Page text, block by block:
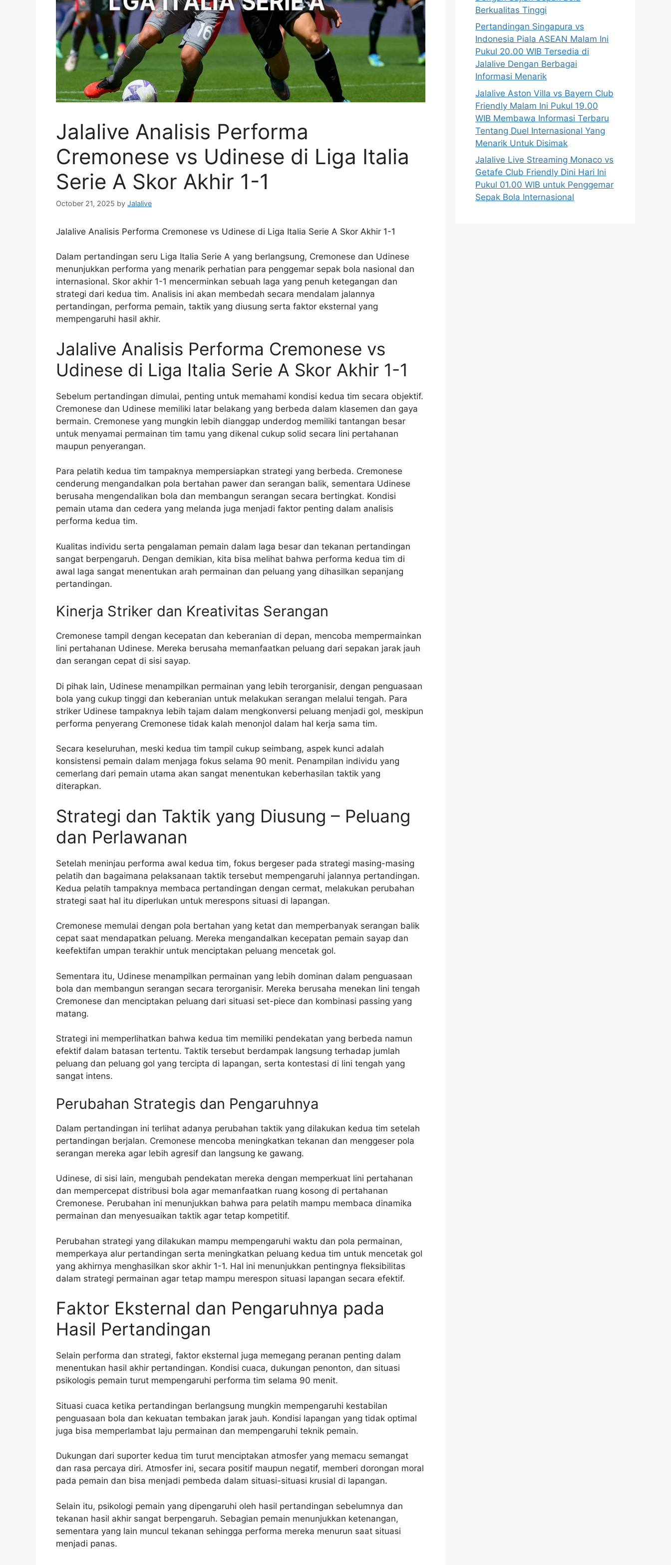
Jalalive Analisis Performa
Cremonese vs Udinese di Liga Italia
Serie A Skor Akhir 1-1
October 21, 2025 by Jalalive
Jalalive Analisis Performa Cremonese vs Udinese di Liga Italia Serie A Skor Akhir 1-1
Dalam pertandingan seru Liga Italia Serie A yang berlangsung, Cremonese dan Udinese
menunjukkan performa yang menarik perhatian para penggemar sepak bola nasional dan
internasional. Skor akhir 1-1 mencerminkan sebuah laga yang penuh ketegangan dan
strategi dari kedua tim. Analisis ini akan membedah secara mendalam jalannya
pertandingan, performa pemain, taktik yang diusung serta faktor eksternal yang
mempengaruhi hasil akhir.
Jalalive Analisis Performa Cremonese vs
Udinese di Liga Italia Serie A Skor Akhir 1-1
Sebelum pertandingan dimulai, penting untuk memahami kondisi kedua tim secara objektif.
Cremonese dan Udinese memiliki latar belakang yang berbeda dalam klasemen dan gaya
bermain. Cremonese yang mungkin lebih dianggap underdog memiliki tantangan besar
untuk menyamai permainan tim tamu yang dikenal cukup solid secara lini pertahanan
maupun penyerangan.
Para pelatih kedua tim tampaknya mempersiapkan strategi yang berbeda. Cremonese
cenderung mengandalkan pola bertahan pawer dan serangan balik, sementara Udinese
berusaha mengendalikan bola dan membangun serangan secara bertingkat. Kondisi
pemain utama dan cedera yang melanda juga menjadi faktor penting dalam analisis
performa kedua tim.
Kualitas individu serta pengalaman pemain dalam laga besar dan tekanan pertandingan
sangat berpengaruh. Dengan demikian, kita bisa melihat bahwa performa kedua tim di
awal laga sangat menentukan arah permainan dan peluang yang dihasilkan sepanjang
pertandingan.
Kinerja Striker dan Kreativitas Serangan
Cremonese tampil dengan kecepatan dan keberanian di depan, mencoba mempermainkan
lini pertahanan Udinese. Mereka berusaha memanfaatkan peluang dari sepakan jarak jauh
dan serangan cepat di sisi sayap.
Di pihak lain, Udinese menampilkan permainan yang lebih terorganisir, dengan penguasaan
bola yang cukup tinggi dan keberanian untuk melakukan serangan melalui tengah. Para
striker Udinese tampaknya lebih tajam dalam mengkonversi peluang menjadi gol, meskipun
performa penyerang Cremonese tidak kalah menonjol dalam hal kerja sama tim.
Secara keseluruhan, meski kedua tim tampil cukup seimbang, aspek kunci adalah
konsistensi pemain dalam menjaga fokus selama 90 menit. Penampilan individu yang
cemerlang dari pemain utama akan sangat menentukan keberhasilan taktik yang
diterapkan.
Strategi dan Taktik yang Diusung – Peluang
dan Perlawanan
Setelah meninjau performa awal kedua tim, fokus bergeser pada strategi masing-masing
pelatih dan bagaimana pelaksanaan taktik tersebut mempengaruhi jalannya pertandingan.
Kedua pelatih tampaknya membaca pertandingan dengan cermat, melakukan perubahan
strategi saat hal itu diperlukan untuk merespons situasi di lapangan.
Cremonese memulai dengan pola bertahan yang ketat dan memperbanyak serangan balik
cepat saat mendapatkan peluang. Mereka mengandalkan kecepatan pemain sayap dan
keefektifan umpan terakhir untuk menciptakan peluang mencetak gol.
Sementara itu, Udinese menampilkan permainan yang lebih dominan dalam penguasaan
bola dan membangun serangan secara terorganisir. Mereka berusaha menekan lini tengah
Cremonese dan menciptakan peluang dari situasi set-piece dan kombinasi passing yang
matang.
Strategi ini memperlihatkan bahwa kedua tim memiliki pendekatan yang berbeda namun
efektif dalam batasan tertentu. Taktik tersebut berdampak langsung terhadap jumlah
peluang dan peluang gol yang tercipta di lapangan, serta kontestasi di lini tengah yang
sangat intens.
Perubahan Strategis dan Pengaruhnya
Dalam pertandingan ini terlihat adanya perubahan taktik yang dilakukan kedua tim setelah
pertandingan berjalan. Cremonese mencoba meningkatkan tekanan dan menggeser pola
serangan mereka agar lebih agresif dan langsung ke gawang.
Udinese, di sisi lain, mengubah pendekatan mereka dengan memperkuat lini pertahanan
dan mempercepat distribusi bola agar memanfaatkan ruang kosong di pertahanan
Cremonese. Perubahan ini menunjukkan bahwa para pelatih mampu membaca dinamika
permainan dan menyesuaikan taktik agar tetap kompetitif.
Perubahan strategi yang dilakukan mampu mempengaruhi waktu dan pola permainan,
memperkaya alur pertandingan serta meningkatkan peluang kedua tim untuk mencetak gol
yang akhirnya menghasilkan skor akhir 1-1. Hal ini menunjukkan pentingnya fleksibilitas
dalam strategi permainan agar tetap mampu merespon situasi lapangan secara efektif.
Faktor Eksternal dan Pengaruhnya pada
Hasil Pertandingan
Selain performa dan strategi, faktor eksternal juga memegang peranan penting dalam
menentukan hasil akhir pertandingan. Kondisi cuaca, dukungan penonton, dan situasi
psikologis pemain turut mempengaruhi performa tim selama 90 menit.
Situasi cuaca ketika pertandingan berlangsung mungkin mempengaruhi kestabilan
penguasaan bola dan kekuatan tembakan jarak jauh. Kondisi lapangan yang tidak optimal
juga bisa memperlambat laju permainan dan mempengaruhi teknik pemain.
Dukungan dari suporter kedua tim turut menciptakan atmosfer yang memacu semangat
dan rasa percaya diri. Atmosfer ini, secara positif maupun negatif, memberi dorongan moral
pada pemain dan bisa menjadi pembeda dalam situasi-situasi krusial di lapangan.
Selain itu, psikologi pemain yang dipengaruhi oleh hasil pertandingan sebelumnya dan
tekanan hasil akhir sangat berpengaruh. Sebagian pemain menunjukkan ketenangan,
sementara yang lain muncul tekanan sehingga performa mereka menurun saat situasi
menjadi panas.
Berkualitas Tinggi
Pertandingan Singapura vs
Indonesia Piala ASEAN Malam Ini
Pukul 20.00 WIB Tersedia di
Jalalive Dengan Berbagai
Informasi Menarik
Jalalive Aston Villa vs Bayern Club
Friendly Malam Ini Pukul 19.00
WIB Membawa Informasi Terbaru
Tentang Duel Internasional Yang
Menarik Untuk Disimak
Jalalive Live Streaming Monaco vs
Getafe Club Friendly Dini Hari Ini
Pukul 01.00 WIB untuk Penggemar
Sepak Bola Internasional